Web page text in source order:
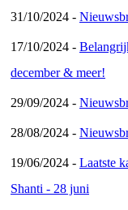
31/10/2024 -
17/10/2024 -
december & meer!
29/09/2024 -
28/08/2024 -
19/06/2024 - Laatste
Shanti - 28 juni